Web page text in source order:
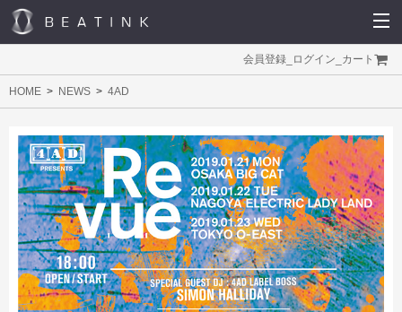
会員登録 ログイン カート
HOME NEWS 4AD